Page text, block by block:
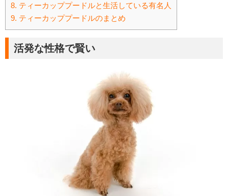
8. ティーカッププードルと生活している有名人
9. ティーカッププードルのまとめ
活発な性格で賢い